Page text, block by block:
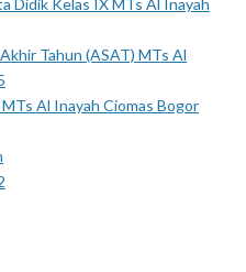
Didik Kelas IX MTs Al Inayah
Tahun (ASAT) MTs Al
Al Inayah Ciomas Bogor